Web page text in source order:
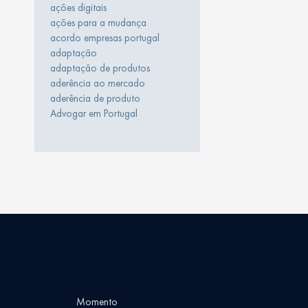
ações digitais
ações para a mudança
acordo empresas portugal
adaptação
adaptação de produtos
aderência ao mercado
aderência de produto
Advogar em Portugal
Momento